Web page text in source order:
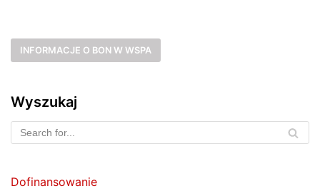
INFORMACJE O BON W WSPA
Wyszukaj
Dofinansowanie